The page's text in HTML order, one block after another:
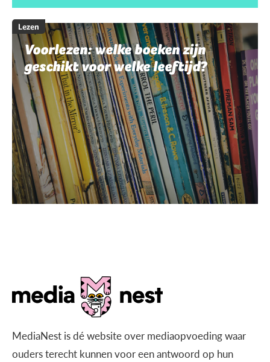
Lezen
Voorlezen: welke boeken zijn
geschikt voor welke leeftijd?
MediaNest is dé website over mediaopvoeding waar
ouders terecht kunnen voor een antwoord op hun